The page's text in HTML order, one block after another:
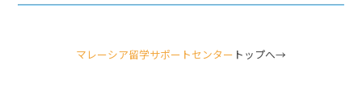
マレーシア留学サポートセンター トップへ→